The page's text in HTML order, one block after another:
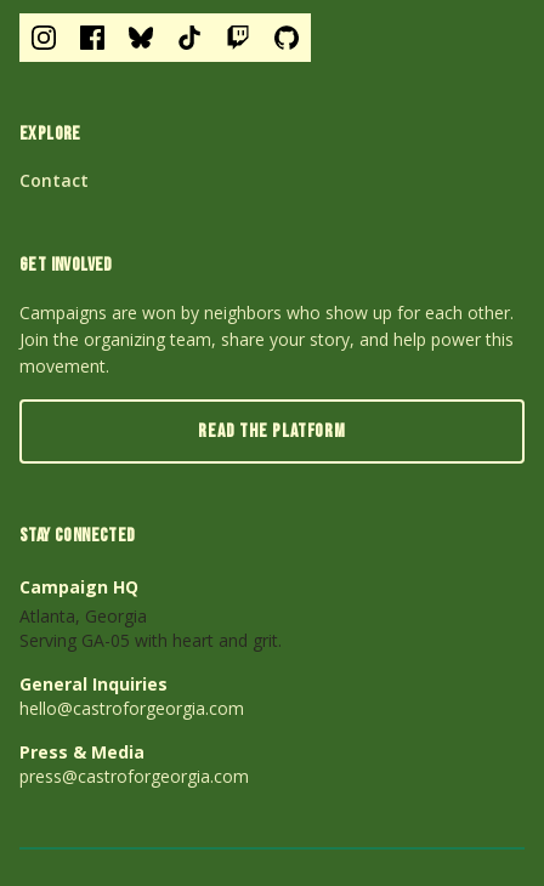
EXPLORE
Contact
GET INVOLVED
Campaigns are won by neighbors who show up for each other.
Join the organizing team, share your story, and help power this
movement.
READ THE PLATFORM
STAY CONNECTED
Campaign HQ
Atlanta, Georgia
Serving GA-05 with heart and grit.
General Inquiries
hello@castroforgeorgia.com
Press & Media
press@castroforgeorgia.com